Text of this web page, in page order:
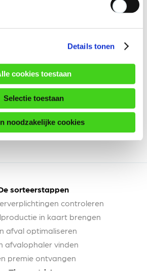
Details tonen
cookies toestaan
Selectie toestaan
noodzakelijke cookies
sorteerstappen
controleren
in kaart brengen
afval optimaliseren
afvalophaler vinden
premie ontvangen
Tips en tricks